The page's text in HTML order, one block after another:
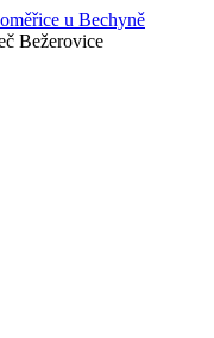
u Bechyně
Bežerovice